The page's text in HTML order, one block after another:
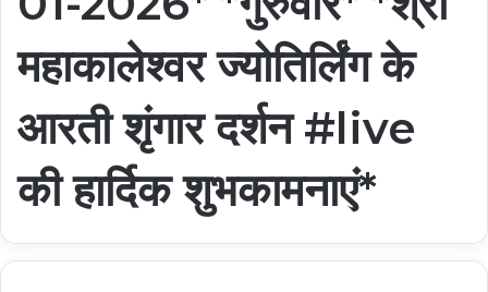
महाकालेश्वर ज्योतिर्लिंग के
आरती शृंगार दर्शन #live
की हार्दिक शुभकामनाएं*